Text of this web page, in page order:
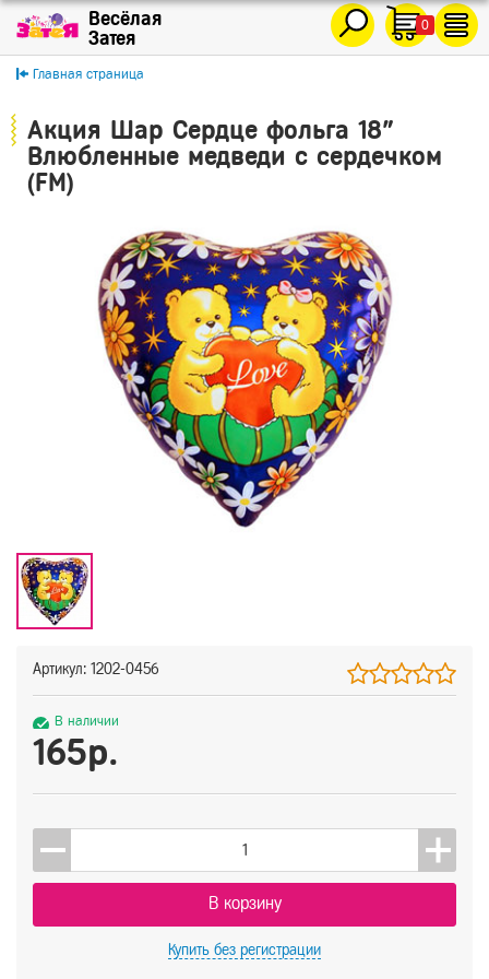
0
Главная страница
Акция Шар Сердце фольга 18"
Влюбленные медведи с сердечком
(FM)
Артикул: 1202-0456
В наличии
165р.
В корзину
Купить без регистрации